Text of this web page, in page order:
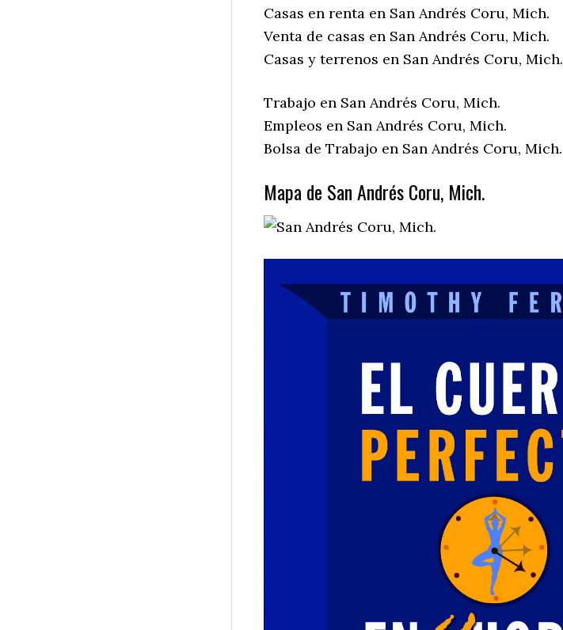
Casas en renta en San Andrés Coru, Mich.
Venta de casas en San Andrés Coru, Mich.
Casas y terrenos en San Andrés Coru, Mich.
Trabajo en San Andrés Coru, Mich.
Empleos en San Andrés Coru, Mich.
Bolsa de Trabajo en San Andrés Coru, Mich.
Mapa de San Andrés Coru, Mich.